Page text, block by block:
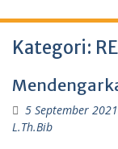
Kategori:
5 September 2021
L.Th.Bib